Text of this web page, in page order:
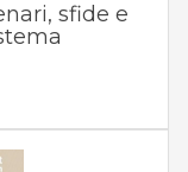
sfide e